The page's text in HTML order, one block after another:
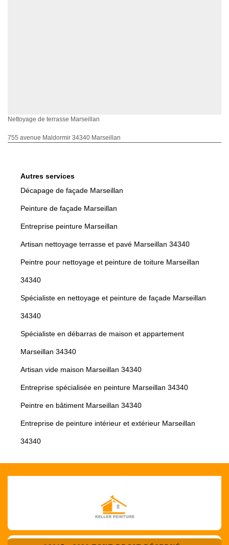
Nettoyage de terrasse Marseillan
755 avenue Maldormir 34340 Marseillan
Autres services
Décapage de façade Marseillan
Peinture de façade Marseillan
Entreprise peinture Marseillan
Artisan nettoyage terrasse et pavé Marseillan 34340
Peintre pour nettoyage et peinture de toiture Marseillan
34340
Spécialiste en nettoyage et peinture de façade Marseillan
34340
Spécialiste en débarras de maison et appartement
Marseillan 34340
Artisan vide maison Marseillan 34340
Entreprise spécialisée en peinture Marseillan 34340
Peintre en bâtiment Marseillan 34340
Entreprise de peinture intérieur et extérieur Marseillan
34340